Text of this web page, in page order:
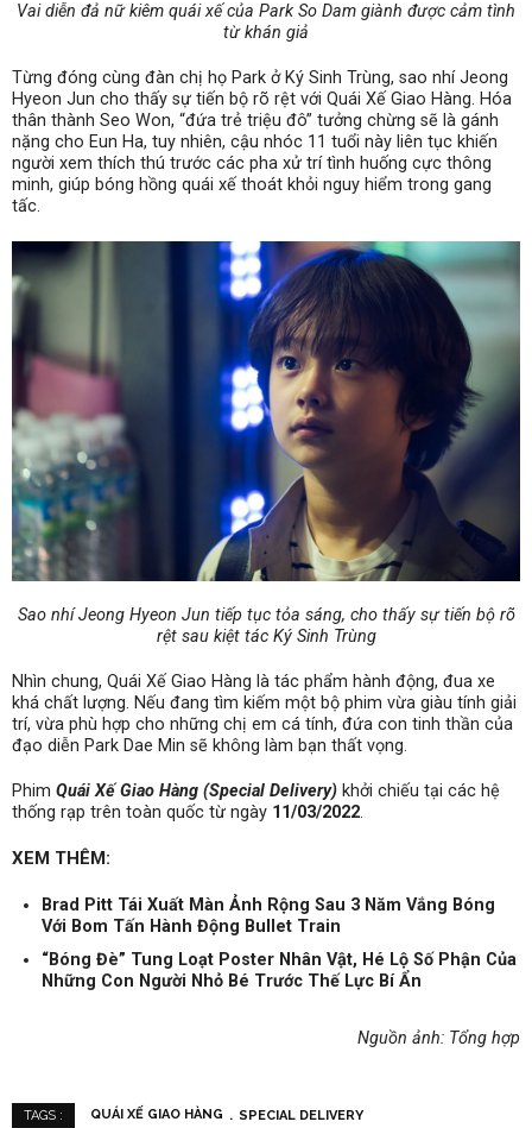
Vai diễn đả nữ kiêm quái xế của Park So Dam giành được cảm tình
từ khán giả
Từng đóng cùng đàn chị họ Park ở Ký Sinh Trùng, sao nhí Jeong
Hyeon Jun cho thấy sự tiến bộ rõ rệt với Quái Xế Giao Hàng. Hóa
thân thành Seo Won, “đứa trẻ triệu đô” tưởng chừng sẽ là gánh
nặng cho Eun Ha, tuy nhiên, cậu nhóc 11 tuổi này liên tục khiến
người xem thích thú trước các pha xử trí tình huống cực thông
minh, giúp bóng hồng quái xế thoát khỏi nguy hiểm trong gang
tấc.
Sao nhí Jeong Hyeon Jun tiếp tục tỏa sáng, cho thấy sự tiến bộ rõ
rệt sau kiệt tác Ký Sinh Trùng
Nhìn chung, Quái Xế Giao Hàng là tác phẩm hành động, đua xe
khá chất lượng. Nếu đang tìm kiếm một bộ phim vừa giàu tính giải
trí, vừa phù hợp cho những chị em cá tính, đứa con tinh thần của
đạo diễn Park Dae Min sẽ không làm bạn thất vọng.
Phim Quái Xế Giao Hàng (Special Delivery) khởi chiếu tại các hệ
thống rạp trên toàn quốc từ ngày 11/03/2022.
XEM THÊM:
Brad Pitt Tái Xuất Màn Ảnh Rộng Sau 3 Năm Vắng Bóng
Với Bom Tấn Hành Động Bullet Train
“Bóng Đè” Tung Loạt Poster Nhân Vật, Hé Lộ Số Phận Của
Những Con Người Nhỏ Bé Trước Thế Lực Bí Ẩn
Nguồn ảnh: Tổng hợp
TAGS : QUÁI XẾ GIAO HÀNG SPECIAL DELIVERY